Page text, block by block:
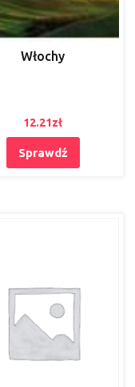
Włochy
12.21zł
Sprawdź